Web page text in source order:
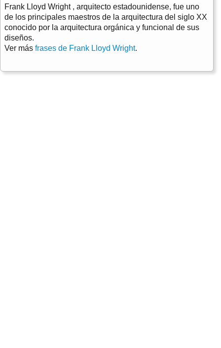
Frank Lloyd Wright , arquitecto estadounidense, fue uno
de los principales maestros de la arquitectura del siglo XX
conocido por la arquitectura orgánica y funcional de sus
diseños.
Ver más frases de Frank Lloyd Wright.